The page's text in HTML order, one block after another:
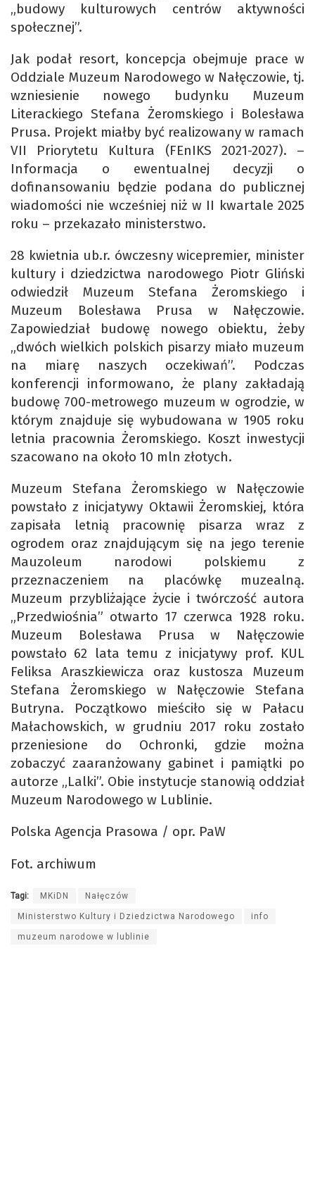
„budowy kulturowych centrów aktywności
społecznej”.
Jak podał resort, koncepcja obejmuje prace w
Oddziale Muzeum Narodowego w Nałęczowie, tj.
wzniesienie nowego budynku Muzeum
Literackiego Stefana Żeromskiego i Bolesława
Prusa. Projekt miałby być realizowany w ramach
VII Priorytetu Kultura (FEnIKS 2021-2027). –
Informacja o ewentualnej decyzji o
dofinansowaniu będzie podana do publicznej
wiadomości nie wcześniej niż w II kwartale 2025
roku – przekazało ministerstwo.
28 kwietnia ub.r. ówczesny wicepremier, minister
kultury i dziedzictwa narodowego Piotr Gliński
odwiedził Muzeum Stefana Żeromskiego i
Muzeum Bolesława Prusa w Nałęczowie.
Zapowiedział budowę nowego obiektu, żeby
„dwóch wielkich polskich pisarzy miało muzeum
na miarę naszych oczekiwań”. Podczas
konferencji informowano, że plany zakładają
budowę 700-metrowego muzeum w ogrodzie, w
którym znajduje się wybudowana w 1905 roku
letnia pracownia Żeromskiego. Koszt inwestycji
szacowano na około 10 mln złotych.
Muzeum Stefana Żeromskiego w Nałęczowie
powstało z inicjatywy Oktawii Żeromskiej, która
zapisała letnią pracownię pisarza wraz z
ogrodem oraz znajdującym się na jego terenie
Mauzoleum narodowi polskiemu z
przeznaczeniem na placówkę muzealną.
Muzeum przybliżające życie i twórczość autora
„Przedwiośnia” otwarto 17 czerwca 1928 roku.
Muzeum Bolesława Prusa w Nałęczowie
powstało 62 lata temu z inicjatywy prof. KUL
Feliksa Araszkiewicza oraz kustosza Muzeum
Stefana Żeromskiego w Nałęczowie Stefana
Butryna. Początkowo mieściło się w Pałacu
Małachowskich, w grudniu 2017 roku zostało
przeniesione do Ochronki, gdzie można
zobaczyć zaaranżowany gabinet i pamiątki po
autorze „Lalki”. Obie instytucje stanowią oddział
Muzeum Narodowego w Lublinie.
Polska Agencja Prasowa / opr. PaW
Fot. archiwum
Tagi: MKiDN Nałęczów
Ministerstwo Kultury i Dziedzictwa Narodowego info
muzeum narodowe w lublinie